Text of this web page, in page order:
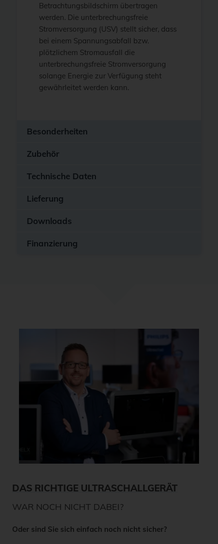
Betrachtungsbildschirm übertragen
werden. Die unterbrechungsfreie
Stromversorgung (USV) stellt sicher, dass
bei einem Spannungsabfall bzw.
plötzlichem Stromausfall die
unterbrechungsfreie Stromversorgung
solange Energie zur Verfügung steht
gewährleitet werden kann.
Besonderheiten
Zubehör
Technische Daten
Lieferung
Downloads
Finanzierung
DAS RICHTIGE ULTRASCHALLGERÄT
WAR NOCH NICHT DABEI?
Oder sind Sie sich einfach noch nicht sicher?